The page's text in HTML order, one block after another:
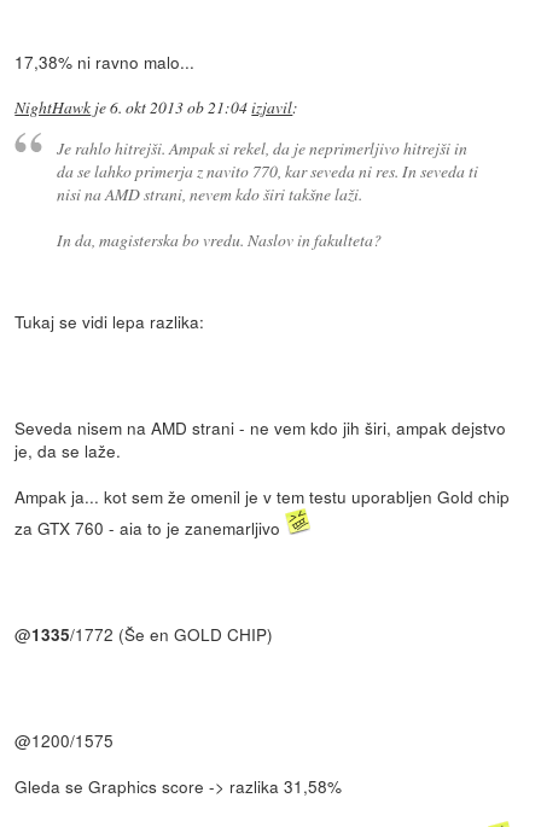
17,38% ni ravno malo...
NightHawk je6. okt 2013 ob 21:04izjavil:
Je rahlo hitrejši. Ampak si rekel, da je neprimerljivo hitrejši in
da se lahko primerja z navito 770, kar seveda ni res. In seveda ti
nisi na AMD strani, nevem kdo širi takšne laži.
In da, magisterska bo vredu. Naslov in fakulteta?
Tukaj se vidi lepa razlika:
Seveda nisem na AMD strani - ne vem kdo jih širi, ampak dejstvo
je, da se laže.
Ampak ja... kot sem že omenil je v tem testu uporabljen Gold chip
za GTX 760 - aia to je zanemarljivo
@1335/1772 (Še en GOLD CHIP)
@1200/1575
Gleda se Graphics score -> razlika 31,58%